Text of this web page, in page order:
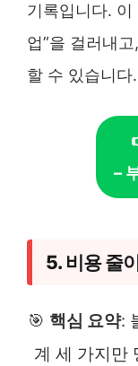
기록입니다. 이
업”을 걸러내
할 수 있습니다.
–
5. 비용 줄
🎯 핵심 요약:
계 세 가지만